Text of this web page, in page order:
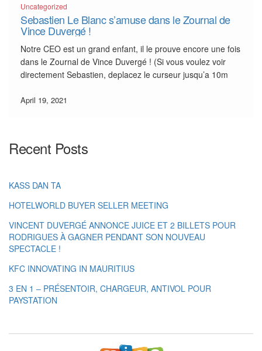
Uncategorized
Sebastien Le Blanc s’amuse dans le Zournal de
Vince Duvergé !
Notre CEO est un grand enfant, il le prouve encore une fois
dans le Zournal de Vince Duvergé ! (Si vous voulez voir
directement Sebastien, deplacez le curseur jusqu’a 10m
April 19, 2021
Recent Posts
KASS DAN TA
HOTELWORLD BUYER SELLER MEETING
VINCENT DUVERGÉ ANNONCE JUICE ET 2 BILLETS POUR
RODRIGUES À GAGNER PENDANT SON NOUVEAU
SPECTACLE !
KFC INNOVATING IN MAURITIUS
3 EN 1 – PRÉSENTOIR, CHARGEUR, ANTIVOL POUR
PAYSTATION